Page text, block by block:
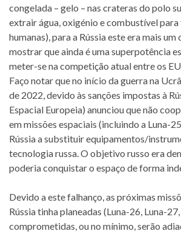
congelada – gelo – nas crateras do polo
extrair água, oxigénio e combustível para
humanas), para a Rússia este era mais
mostrar que ainda é uma superpotência
meter-se na competição atual entre os
Faço notar que no início da guerra na
de 2022, devido às sanções impostas à
Espacial Europeia) anunciou que não
em missões espaciais (incluindo a Luna-
Rússia a substituir equipamentos/
tecnologia russa. O objetivo russo era
poderia conquistar o espaço de forma
Devido a este falhanço, as próximas
Rússia tinha planeadas (Luna-26, Luna-
comprometidas, ou no mínimo, serão